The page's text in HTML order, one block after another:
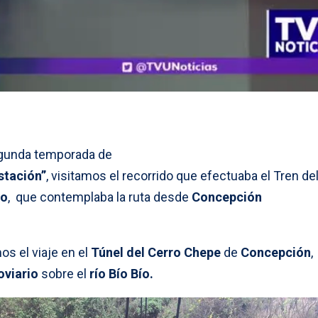
temporada de
, visitamos el recorrido que efectuaba el Tren del
, que contemplaba la ruta desde Concepción
el viaje en el Túnel del Cerro Chepe de Concepción,
sobre el río Bío Bío.